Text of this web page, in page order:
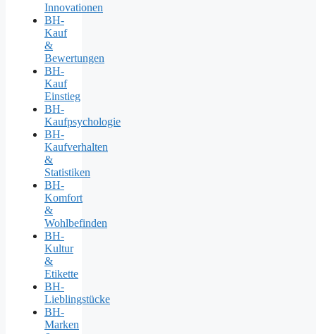
Innovationen
BH-
Kauf
&
Bewertungen
BH-
Kauf
Einstieg
BH-
Kaufpsychologie
BH-
Kaufverhalten
&
Statistiken
BH-
Komfort
&
Wohlbefinden
BH-
Kultur
&
Etikette
BH-
Lieblingstücke
BH-
Marken